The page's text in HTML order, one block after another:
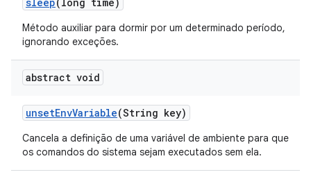
Método auxiliar para dormir por um determinado período,
ignorando exceções.
abstract void
unsetEnvVariable(String key)
Cancela a definição de uma variável de ambiente para que
os comandos do sistema sejam executados sem ela.